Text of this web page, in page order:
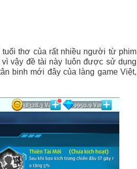
thơ của rất nhiều người từ phim
vì vậy đề tài này luôn được sử dụng
binh mới đây của làng game Việt,